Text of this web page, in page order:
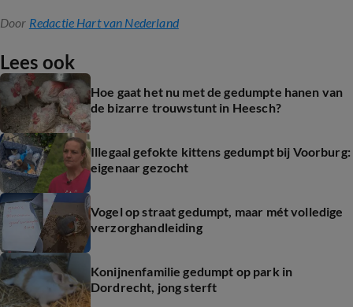
Door Redactie Hart van Nederland
Lees ook
Hoe gaat het nu met de gedumpte hanen van
de bizarre trouwstunt in Heesch?
Illegaal gefokte kittens gedumpt bij Voorburg:
eigenaar gezocht
Vogel op straat gedumpt, maar mét volledige
verzorghandleiding
Konijnenfamilie gedumpt op park in
Dordrecht, jong sterft